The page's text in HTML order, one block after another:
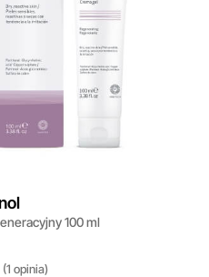
100 ml
(1 opinia)